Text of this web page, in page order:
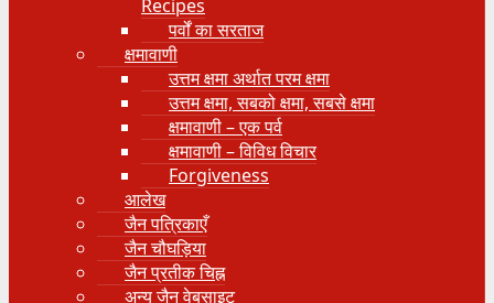
Recipes
पर्वों का सरताज
क्षमावाणी
उत्तम क्षमा अर्थात परम क्षमा
उत्तम क्षमा, सबको क्षमा, सबसे क्षमा
क्षमावाणी – एक पर्व
क्षमावाणी – विविध विचार
Forgiveness
आलेख
जैन पत्रिकाएँ
जैन चौघड़िया
जैन प्रतीक चिह्न
अन्य जैन वेबसाइट